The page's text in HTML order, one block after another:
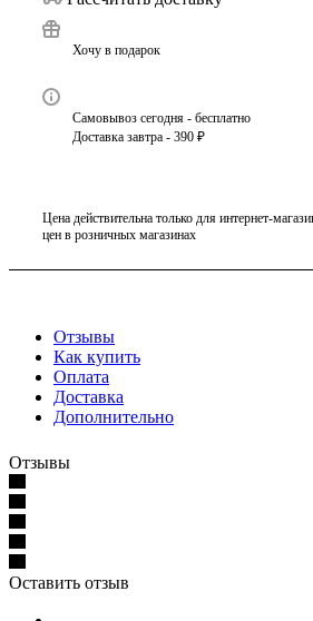
Хочу в подарок
Самовывоз сегодня - бесплатно
Доставка завтра - 390 ₽
Цена действительна только для интернет-
цен в розничных магазинах
Отзывы
Как купить
Оплата
Доставка
Дополнительно
Отзывы
Оставить отзыв